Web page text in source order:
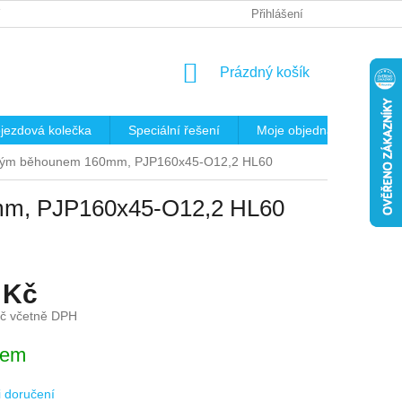
KRITÉRIA PRO
Přihlášení
NÁKUPNÍ
Prázdný košík
kolečka Speciální řešení Moje objednávka
běhounem 160mm, PJP160x45-O12,2 HL60
PJP160x45-O12,2 HL60
včetně DPH
doručení